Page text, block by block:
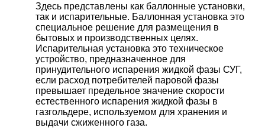
Здесь представлены как баллонные установки,
так и испарительные. Баллонная установка это
специальное решение для размещения в
бытовых и производственных целях.
Испарительная установка это техническое
устройство, предназначенное для
принудительного испарения жидкой фазы СУГ,
если расход потребителей паровой фазы
превышает предельное значение скорости
естественного испарения жидкой фазы в
газгольдере, используемом для хранения и
выдачи сжиженного газа.